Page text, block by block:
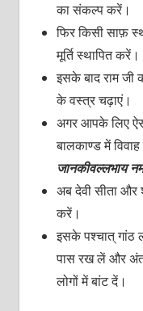
का संकल्प करें।
फिर किसी साफ़
मूर्ति स्थापित करें।
इसके बाद राम जी
के वस्त्र चढ़ाएं।
अगर आपके लिए
बालकाण्ड में
जानकीवल्लभाय
अब देवी सीता और
करें।
इसके पश्‍चात् गांठ
पास रख लें और अंत
लोगों में बांट दें।